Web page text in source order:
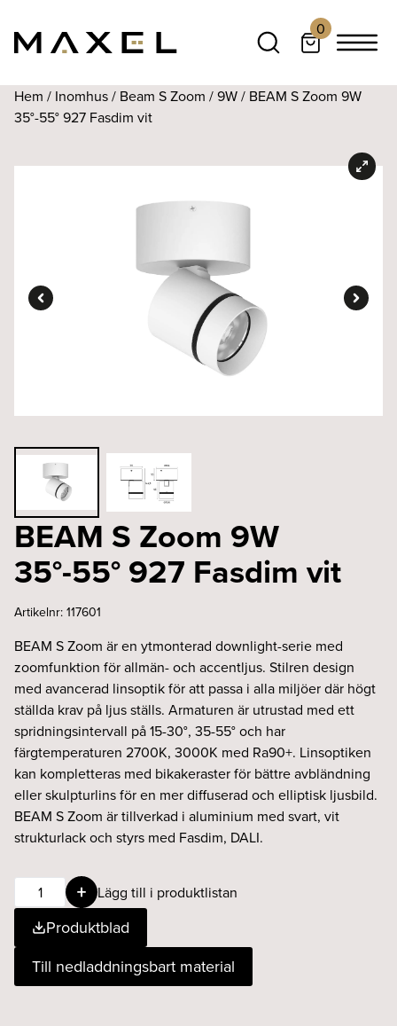
0
Hem / Inomhus/ Beam S Zoom /9W/ BEAM S Zoom 9W
35°-55° 927 Fasdim vit
BEAM S Zoom 9W
35°-55° 927 Fasdim vit
Artikelnr: 117601
BEAM S Zoom är en ytmonterad downlight-serie med
zoomfunktion för allmän- och accentljus. Stilren design
med avancerad linsoptik för att passa i alla miljöer där högt
ställda krav på ljus ställs. Armaturen är utrustad med ett
spridningsintervall på 15-30°, 35-55° och har
färgtemperaturen 2700K, 3000K med Ra90+. Linsoptiken
kan kompletteras med bikakeraster för bättre avbländning
eller skulpturlins för en mer diffuserad och elliptisk ljusbild.
BEAM S Zoom är tillverkad i aluminium med svart, vit
strukturlack och styrs med Fasdim, DALI.
BEAM
S
Zoom
9W
35°-55°
Lägg till i produktlistan
Produktblad
Till nedladdningsbart material